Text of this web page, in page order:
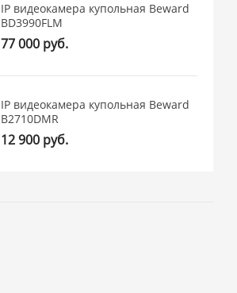
IP видеокамера купольная Beward
BD3990FLM
77 000 руб.
IP видеокамера купольная Beward
B2710DMR
12 900 руб.